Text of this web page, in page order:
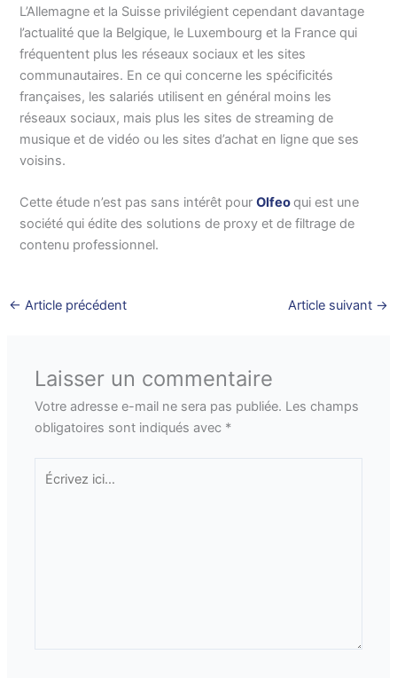
L’Allemagne et la Suisse privilégient cependant davantage
l’actualité que la Belgique, le Luxembourg et la France qui
fréquentent plus les réseaux sociaux et les sites
communautaires. En ce qui concerne les spécificités
françaises, les salariés utilisent en général moins les
réseaux sociaux, mais plus les sites de streaming de
musique et de vidéo ou les sites d’achat en ligne que ses
voisins.
Cette étude n’est pas sans intérêt pourOlfeoqui est une
société qui édite des solutions de proxy et de filtrage de
contenu professionnel.
← Article précédent Article suivant →
Laisser un commentaire
Votre adresse e-mail ne sera pas publiée. Les champs
obligatoires sont indiqués avec *
Écrivez
ici…